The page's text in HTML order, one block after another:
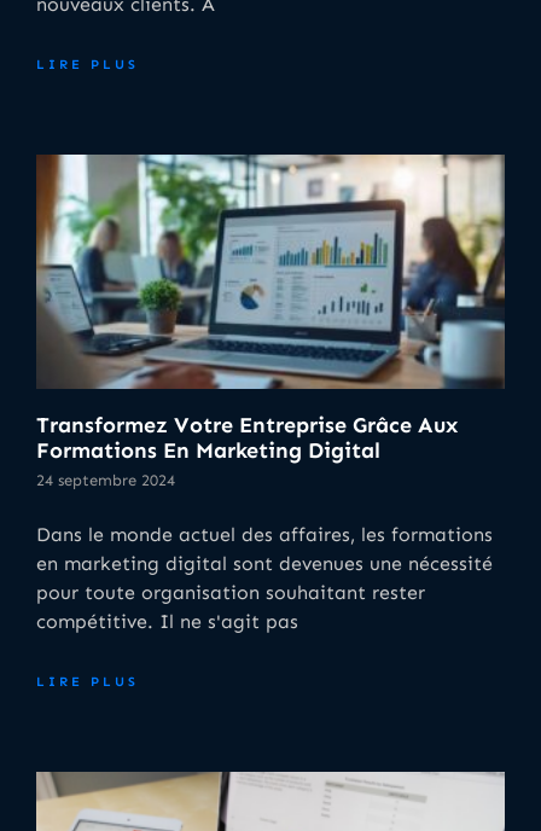
LIRE PLUS
Transformez Votre Entreprise Grâce Aux
Formations En Marketing Digital
24 septembre 2024
Dans le monde actuel des affaires, les formations
en marketing digital sont devenues une nécessité
pour toute organisation souhaitant rester
compétitive. Il ne s'agit pas
LIRE PLUS